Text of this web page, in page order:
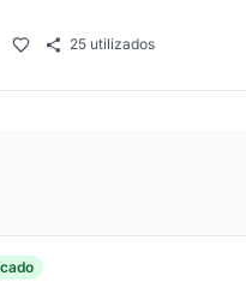
funcionou
cupom não funcionou
25 utilizados